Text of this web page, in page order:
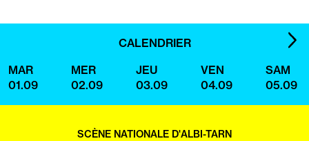
CALENDRIER
MAR
01.09
MER
02.09
JEU
03.09
VEN
04.09
SAM
05.09
SCÈNE NATIONALE D'ALBI-TARN